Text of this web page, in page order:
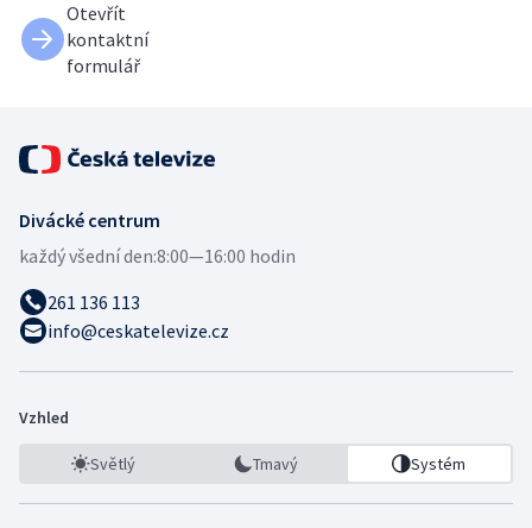
Otevřít
kontaktní
formulář
Divácké centrum
každý všední den:8:00—16:00 hodin
261 136 113
info@ceskatelevize.cz
Vzhled
Světlý Tmavý Systém